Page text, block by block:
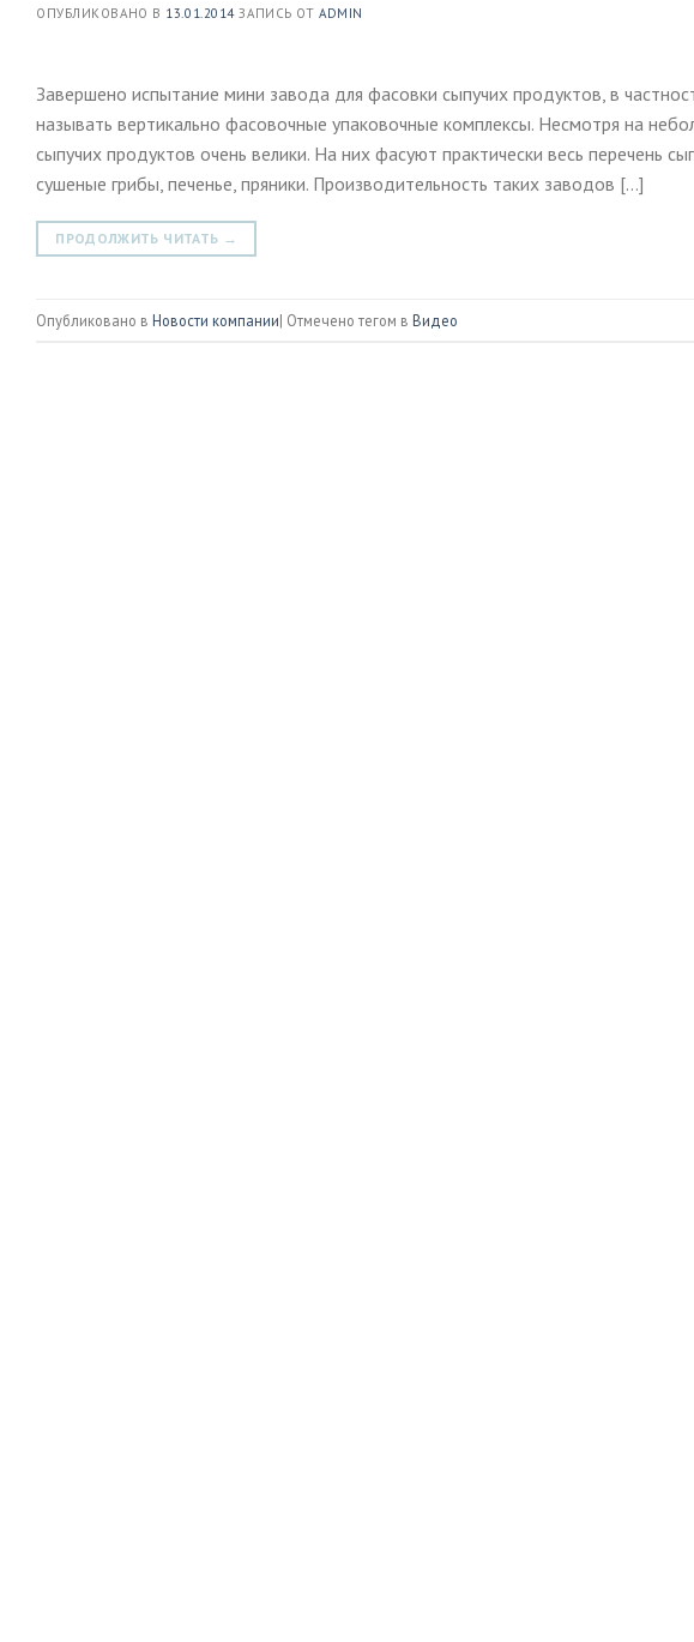
ОПУБЛИКОВАНО В 13.01.2014ЗАПИСЬ ОТ ADMIN
Завершено испытание мини завода для фасовки сыпучих продуктов, в
называть вертикально фасовочные упаковочные комплексы. Несмотря на
сыпучих продуктов очень велики. На них фасуют практически весь перечень
сушеные грибы, печенье, пряники. Производительность таких заводов […]
ПРОДОЛЖИТЬ ЧИТАТЬ →
Опубликовано в Новости компании| Отмечено тегом в Видео